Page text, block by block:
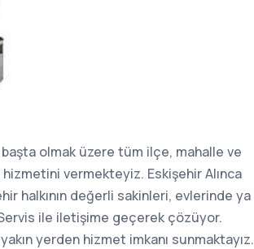
başta olmak üzere tüm ilçe, mahalle ve
vermekteyiz. Eskişehir Alınca
halkının değerli sakinleri, evlerinde ya
ile iletişime geçerek çözüyor.
yerden hizmet imkanı sunmaktayız.